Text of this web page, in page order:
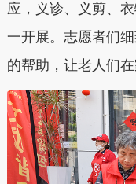
应，义诊、义剪、
一开展。志愿者们
的帮助，让老人们